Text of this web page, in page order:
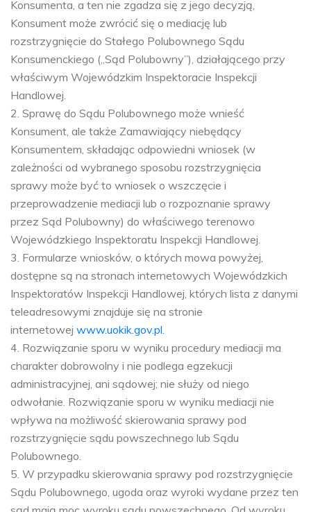
Konsumenta, a ten nie zgadza się z jego decyzją,
Konsument może zwrócić się o mediację lub
rozstrzygnięcie do Stałego Polubownego Sądu
Konsumenckiego („Sąd Polubowny”), działającego przy
właściwym Wojewódzkim Inspektoracie Inspekcji
Handlowej.
2. Sprawę do Sądu Polubownego może wnieść
Konsument, ale także Zamawiający niebędący
Konsumentem, składając odpowiedni wniosek (w
zależności od wybranego sposobu rozstrzygnięcia
sprawy może być to wniosek o wszczęcie i
przeprowadzenie mediacji lub o rozpoznanie sprawy
przez Sąd Polubowny) do właściwego terenowo
Wojewódzkiego Inspektoratu Inspekcji Handlowej.
3. Formularze wniosków, o których mowa powyżej,
dostępne są na stronach internetowych Wojewódzkich
Inspektoratów Inspekcji Handlowej, których lista z danymi
teleadresowymi znajduje się na stronie
internetowej www.uokik.gov.pl.
4. Rozwiązanie sporu w wyniku procedury mediacji ma
charakter dobrowolny i nie podlega egzekucji
administracyjnej, ani sądowej; nie służy od niego
odwołanie. Rozwiązanie sporu w wyniku mediacji nie
wpływa na możliwość skierowania sprawy pod
rozstrzygnięcie sądu powszechnego lub Sądu
Polubownego.
5. W przypadku skierowania sprawy pod rozstrzygnięcie
Sądu Polubownego, ugoda oraz wyroki wydane przez ten